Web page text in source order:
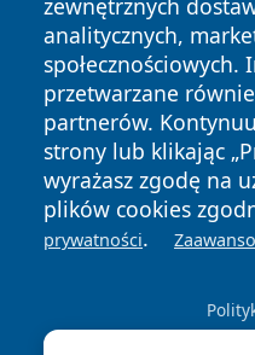
zewnętrznych
analitycznych,
przetwarzane
partnerów.
strony lub klikając
wyrażasz zgodę na
plików cookies
prywatności.
Copyright © 2026
zastrzeżone.
News Autorzy